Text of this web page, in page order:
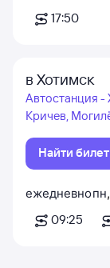
17:50
в Хотимск
Автостанция -
Кричев,
Найти
ежедневно
09:25
пн,